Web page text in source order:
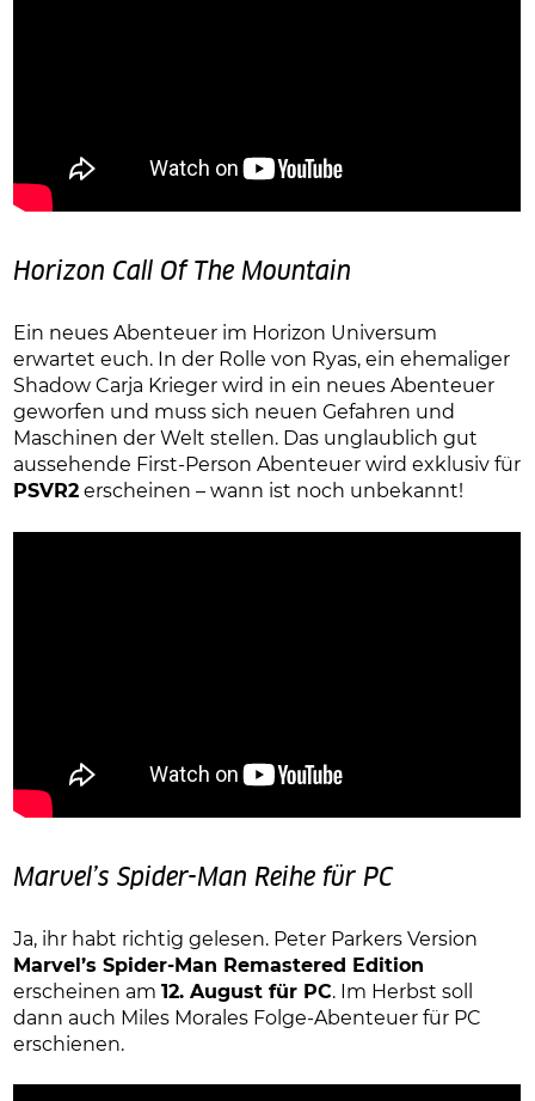
Horizon Call Of The Mountain
Ein neues Abenteuer im Horizon Universum
erwartet euch. In der Rolle von Ryas, ein ehemaliger
Shadow Carja Krieger wird in ein neues Abenteuer
geworfen und muss sich neuen Gefahren und
Maschinen der Welt stellen. Das unglaublich gut
aussehende First-Person Abenteuer wird exklusiv für
PSVR2 erscheinen – wann ist noch unbekannt!
Marvel’s Spider-Man Reihe für PC
Ja, ihr habt richtig gelesen. Peter Parkers Version
Marvel’s Spider-Man Remastered Edition
erscheinen am12. August für PC. Im Herbst soll
dann auch Miles Morales Folge-Abenteuer für PC
erschienen.